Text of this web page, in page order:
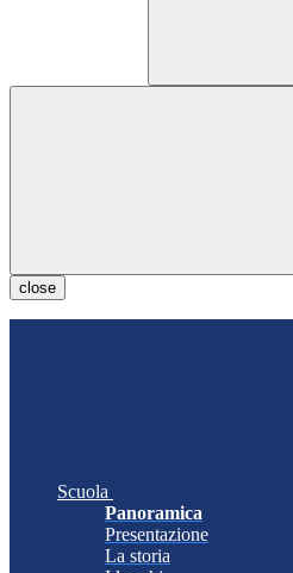
close
Scuola
Panoramica
Presentazione
La storia